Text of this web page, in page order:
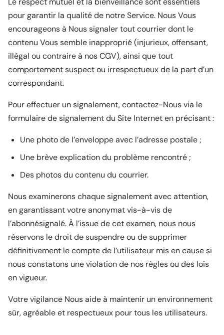
pour garantir la qualité de notre Service. Nous Vous
encourageons à Nous signaler tout courrier dont le
contenu Vous semble inapproprié (injurieux, offensant,
illégal ou contraire à nos CGV), ainsi que tout
comportement suspect ou irrespectueux de la part d’un
correspondant.
Pour effectuer un signalement, contactez-Nous via le
formulaire de signalement du Site Internet en précisant :
Une photo de l’enveloppe avec l’adresse postale ;
Une brève explication du problème rencontré ;
Des photos du contenu du courrier.
Nous examinerons chaque signalement avec attention,
en garantissant votre anonymat vis-à-vis de
l’abonnésignalé. À l’issue de cet examen, nous nous
réservons le droit de suspendre ou de supprimer
définitivement le compte de l’utilisateur mis en cause si
nous constatons une violation de nos règles ou des lois
en vigueur.
Votre vigilance Nous aide à maintenir un environnement
sûr, agréable et respectueux pour tous les utilisateurs.